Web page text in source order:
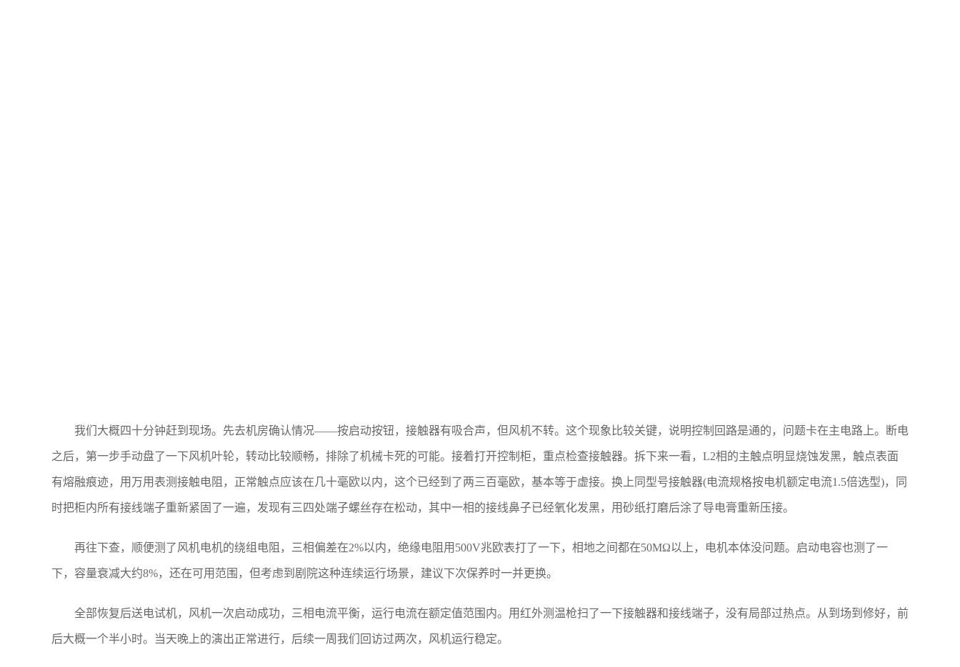
我们大概四十分钟赶到现场。先去机房确认情况——按启动按钮，接触器有吸合声，但风机不转。这个现象比较关键，说明控制回路是通的，问题卡在主电路上。断电
之后，第一步手动盘了一下风机叶轮，转动比较顺畅，排除了机械卡死的可能。接着打开控制柜，重点检查接触器。拆下来一看，L2相的主触点明显烧蚀发黑，触点表面
有熔融痕迹，用万用表测接触电阻，正常触点应该在几十毫欧以内，这个已经到了两三百毫欧，基本等于虚接。换上同型号接触器(电流规格按电机额定电流1.5倍选型)，同
时把柜内所有接线端子重新紧固了一遍，发现有三四处端子螺丝存在松动，其中一相的接线鼻子已经氧化发黑，用砂纸打磨后涂了导电膏重新压接。
再往下查，顺便测了风机电机的绕组电阻，三相偏差在2%以内，绝缘电阻用500V兆欧表打了一下，相地之间都在50MΩ以上，电机本体没问题。启动电容也测了一
下，容量衰减大约8%，还在可用范围，但考虑到剧院这种连续运行场景，建议下次保养时一并更换。
全部恢复后送电试机，风机一次启动成功，三相电流平衡，运行电流在额定值范围内。用红外测温枪扫了一下接触器和接线端子，没有局部过热点。从到场到修好，前
后大概一个半小时。当天晚上的演出正常进行，后续一周我们回访过两次，风机运行稳定。